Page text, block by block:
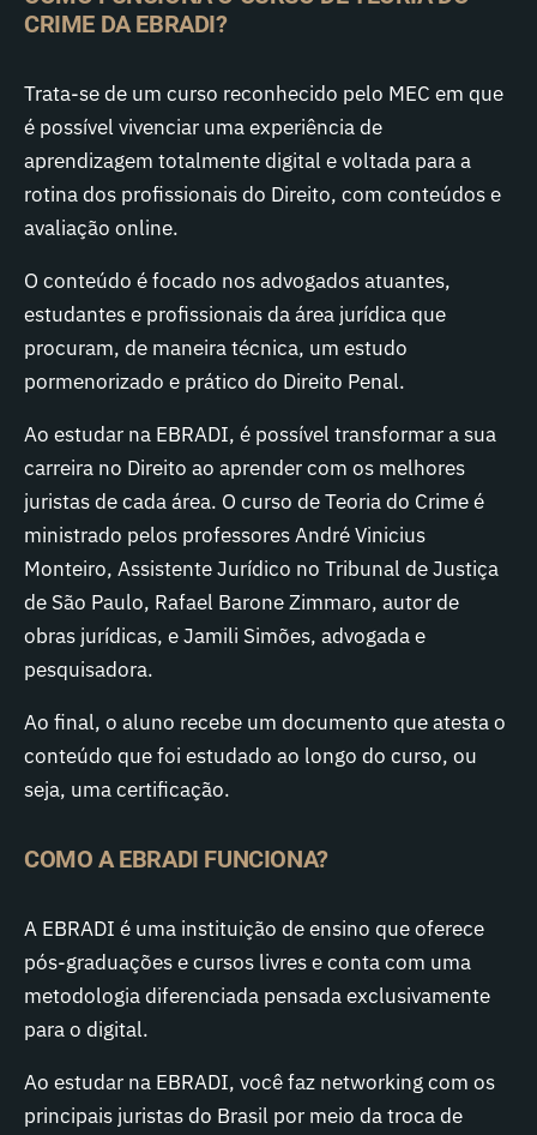
CRIME DA EBRADI?
Trata-se de um curso reconhecido pelo MEC em que
é possível vivenciar uma experiência de
aprendizagem totalmente digital e voltada para a
rotina dos profissionais do Direito, com conteúdos e
avaliação online.
O conteúdo é focado nos advogados atuantes,
estudantes e profissionais da área jurídica que
procuram, de maneira técnica, um estudo
pormenorizado e prático do Direito Penal.
Ao estudar na EBRADI, é possível transformar a sua
carreira no Direito ao aprender com os melhores
juristas de cada área. O curso de Teoria do Crime é
ministrado pelos professores André Vinicius
Monteiro, Assistente Jurídico no Tribunal de Justiça
de São Paulo, Rafael Barone Zimmaro, autor de
obras jurídicas, e Jamili Simões, advogada e
pesquisadora.
Ao final, o aluno recebe um documento que atesta o
conteúdo que foi estudado ao longo do curso, ou
seja, uma certificação.
COMO A EBRADI FUNCIONA?
A EBRADI é uma instituição de ensino que oferece
pós-graduações e cursos livres e conta com uma
metodologia diferenciada pensada exclusivamente
para o digital.
Ao estudar na EBRADI, você faz networking com os
principais juristas do Brasil por meio da troca de